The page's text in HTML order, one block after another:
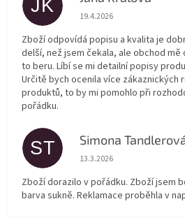
JK Hodnocení obchodu je 5
19.4.2026
Zboží odpovídá popisu a kvalita je
delší, než jsem čekala, ale obchod
to beru. Líbí se mi detailní popisy
Určitě bych ocenila více zákaznických
produktů, to by mi pomohlo při
pořádku.
ST Simona
Hodnocení obchodu je 5
13.3.2026
Zboží dorazilo v pořádku. Zboží jsem
barva sukně. Reklamace proběhla v